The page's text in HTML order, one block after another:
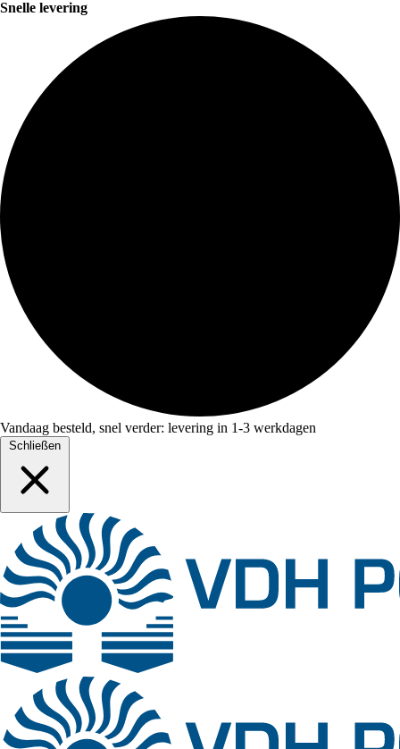
Snelle levering
Vandaag besteld, snel verder: levering in 1-3 werkdagen
Schließen